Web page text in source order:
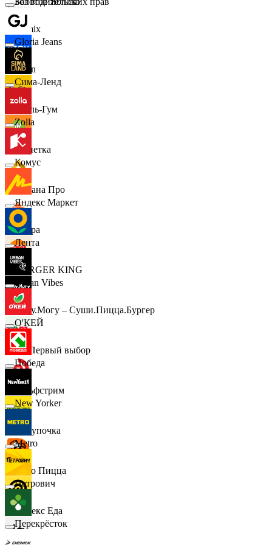
Demix
Ozon
Бубль-Гум
Монетка
Лемана Про
7 утра
BURGER KING
Хочу.Могу – Суши.Пицца.Бургер
B1 Первый выбор
Гольфстрим
Покупочка
Додо Пицца
Яндекс Еда
Gloria Jeans
Сима-Ленд
Zolla
Комус
Яндекс Маркет
Лента
Urban Vibes
О'КЕЙ
Победа
New Yorker
Metro
Петрович
Перекрёсток